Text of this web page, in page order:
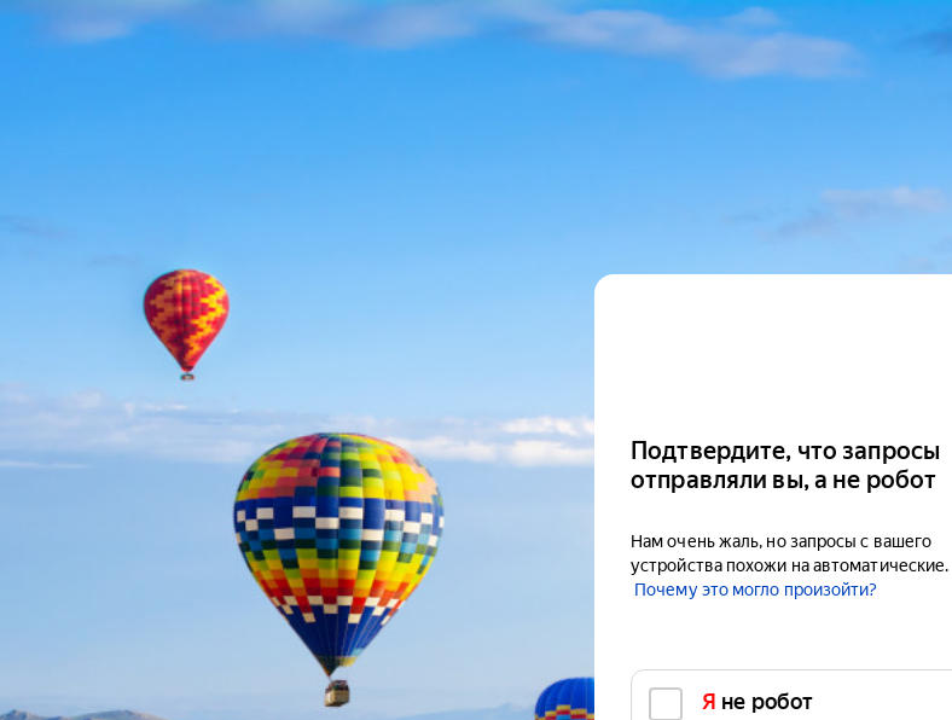
Подтвердите, что запросы
отправляли вы, а не робот
Нам очень жаль, но запросы с вашего
устройства похожи на автоматические.
Почему это могло произойти?
Я не робот